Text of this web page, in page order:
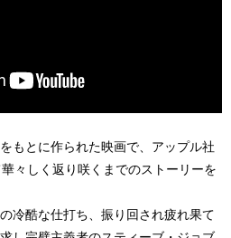
もとに作られた映画で、アップル社
々しく返り咲くまでのストーリーを
冷酷な仕打ち、振り回され疲れ果て